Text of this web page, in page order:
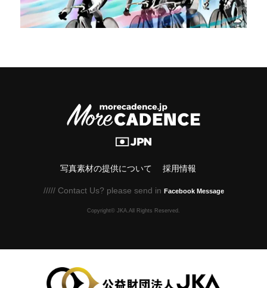
写真素材の提供について 採用情報
///// Contact Us? please send in Facebook Message
Copyright© JKA.All Rights Reserved.